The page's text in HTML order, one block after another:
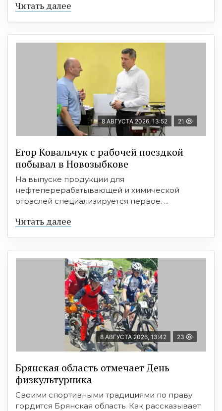
Читать далее
8 АВГУСТА 2026, 13:52 21
Егор Ковальчук с рабочей поездкой
побывал в Новозыбкове
На выпуске продукции для
нефтеперерабатывающей и химической
отраслей специализируется первое. ...
Читать далее
8 АВГУСТА 2026, 13:42 23
Брянская область отмечает День
физкультурника
Своими спортивными традициями по праву
гордится Брянская область. Как рассказывает